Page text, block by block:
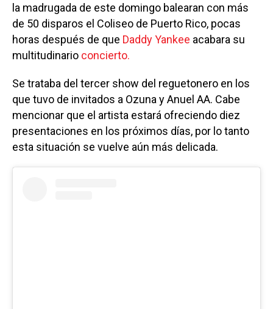
la madrugada de este domingo balearan con más
de 50 disparos el Coliseo de Puerto Rico, pocas
horas después de que Daddy Yankee acabara su
multitudinario concierto.
Se trataba del tercer show del reguetonero en los
que tuvo de invitados a Ozuna y Anuel AA. Cabe
mencionar que el artista estará ofreciendo diez
presentaciones en los próximos días, por lo tanto
esta situación se vuelve aún más delicada.